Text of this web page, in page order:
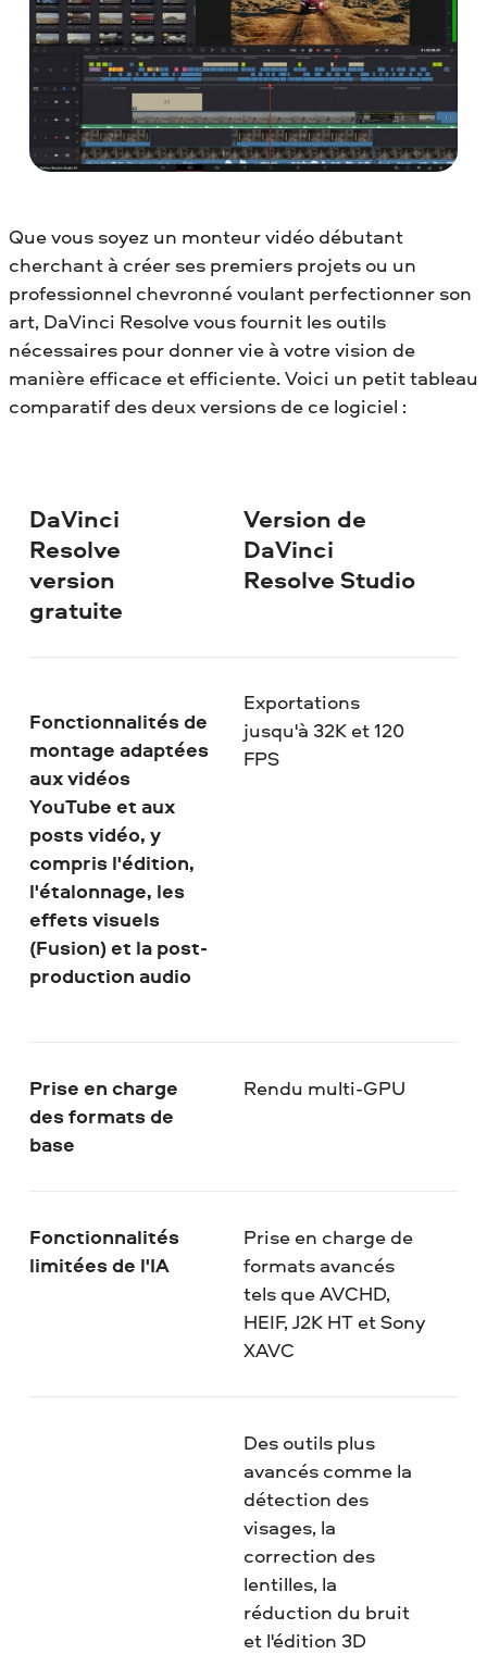
Que vous soyez un monteur vidéo débutant
cherchant à créer ses premiers projets ou un
professionnel chevronné voulant perfectionner son
art, DaVinci Resolve vous fournit les outils
nécessaires pour donner vie à votre vision de
manière efficace et efficiente. Voici un petit tableau
comparatif des deux versions de ce logiciel :
DaVinci
Resolve
version
gratuite
Version de
DaVinci
Resolve Studio
Fonctionnalités de
montage adaptées
aux vidéos
YouTube et aux
posts vidéo, y
compris l'édition,
l'étalonnage, les
effets visuels
(Fusion) et la post-
production audio
Exportations
jusqu'à 32K et 120
FPS
Prise en charge
des formats de
base
Rendu multi-GPU
Fonctionnalités
limitées de l'IA
Prise en charge de
formats avancés
tels que AVCHD,
HEIF, J2K HT et Sony
XAVC
Des outils plus
avancés comme la
détection des
visages, la
correction des
lentilles, la
réduction du bruit
et l'édition 3D